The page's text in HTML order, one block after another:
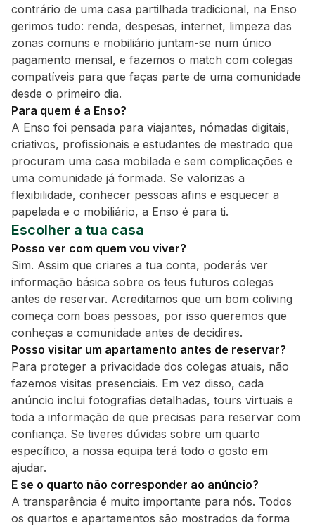
contrário de uma casa partilhada tradicional, na Enso
gerimos tudo: renda, despesas, internet, limpeza das
zonas comuns e mobiliário juntam-se num único
pagamento mensal, e fazemos o match com colegas
compatíveis para que faças parte de uma comunidade
desde o primeiro dia.
Para quem é a Enso?
A Enso foi pensada para viajantes, nómadas digitais,
criativos, profissionais e estudantes de mestrado que
procuram uma casa mobilada e sem complicações e
uma comunidade já formada. Se valorizas a
flexibilidade, conhecer pessoas afins e esquecer a
papelada e o mobiliário, a Enso é para ti.
Escolher a tua casa
Posso ver com quem vou viver?
Sim. Assim que criares a tua conta, poderás ver
informação básica sobre os teus futuros colegas
antes de reservar. Acreditamos que um bom coliving
começa com boas pessoas, por isso queremos que
conheças a comunidade antes de decidires.
Posso visitar um apartamento antes de reservar?
Para proteger a privacidade dos colegas atuais, não
fazemos visitas presenciais. Em vez disso, cada
anúncio inclui fotografias detalhadas, tours virtuais e
toda a informação de que precisas para reservar com
confiança. Se tiveres dúvidas sobre um quarto
específico, a nossa equipa terá todo o gosto em
ajudar.
E se o quarto não corresponder ao anúncio?
A transparência é muito importante para nós. Todos
os quartos e apartamentos são mostrados da forma